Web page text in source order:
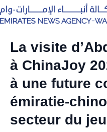
La visite
à ChinaJoy
à une future
émiratie-
secteur du